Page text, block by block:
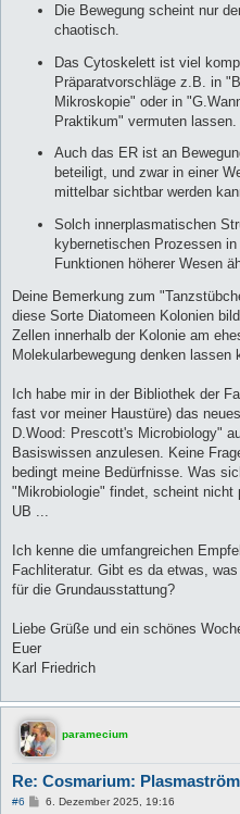
Die Bewegung scheint nur
chaotisch.
Das Cytoskelett ist viel
Präparatvorschläge z.B. in
Mikroskopie" oder in
Praktikum" vermuten lassen.
Auch das ER ist an
beteiligt, und zwar in einer
mittelbar sichtbar werden
Solch innerplasmatischen
kybernetischen Prozessen
Funktionen höherer Wesen
Deine Bemerkung zum
diese Sorte Diatomeen Kolonien
Zellen innerhalb der Kolonie am
Molekularbewegung denken lassen
Ich habe mir in der Bibliothek der
fast vor meiner Haustüre) das
D.Wood: Prescott's Microbiology"
Basiswissen anzulesen. Keine
bedingt meine Bedürfnisse. Was
"Mikrobiologie" findet, scheint
UB ...
Ich kenne die umfangreichen
Fachliteratur. Gibt es da etwas,
für die Grundausstattung?
Liebe Grüße und ein schönes
Euer
Karl Friedrich
paramecium
Re: Cosmarium:
#6
B6. Dezember 2025, 19:16